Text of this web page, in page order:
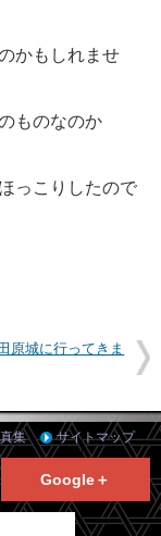
かもしれませ
ものなのか
っこりしたので
原城に行ってきま
集 サイトマップ
Google＋